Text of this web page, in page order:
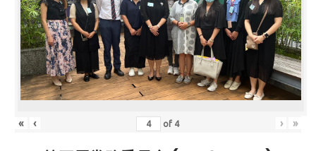
« ‹ of 4 › »